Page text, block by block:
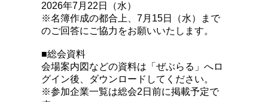
2026年7月22日（水）
※名簿作成の都合上、7月15日（水）まで
のご回答にご協力をお願いいたします。
■総会資料
会場案内図などの資料は「ぜぶらる」へロ
グイン後、ダウンロードしてください。
※参加企業一覧は総会2日前に掲載予定で